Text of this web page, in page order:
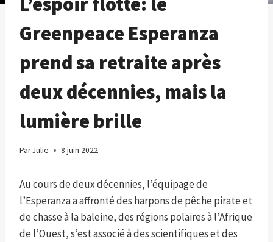
Greenpeace Esperanza
prend sa retraite après
deux décennies, mais la
lumière brille
ParJulie 8 juin 2022
Au cours de deux décennies, l’équipage de
l’Esperanza a affronté des harpons de pêche pirate et
de chasse à la baleine, des régions polaires à l’Afrique
de l’Ouest, s’est associé à des scientifiques et des